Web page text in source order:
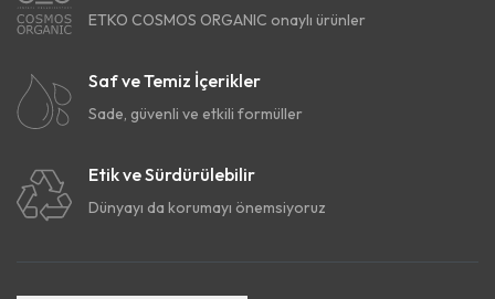
ETKO COSMOS ORGANIC onaylı ürünler
Saf ve Temiz İçerikler
Sade, güvenli ve etkili formüller
Etik ve Sürdürülebilir
Dünyayı da korumayı önemsiyoruz